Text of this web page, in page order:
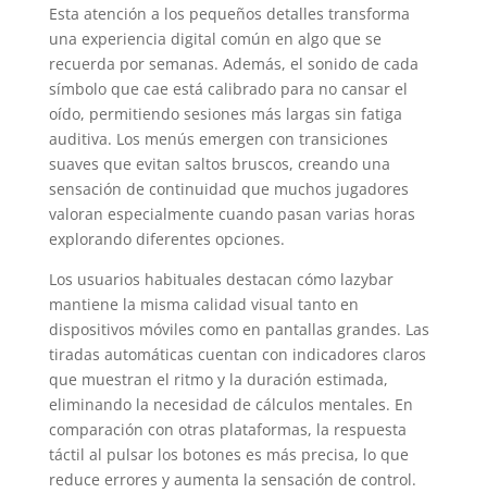
Esta atención a los pequeños detalles transforma
una experiencia digital común en algo que se
recuerda por semanas. Además, el sonido de cada
símbolo que cae está calibrado para no cansar el
oído, permitiendo sesiones más largas sin fatiga
auditiva. Los menús emergen con transiciones
suaves que evitan saltos bruscos, creando una
sensación de continuidad que muchos jugadores
valoran especialmente cuando pasan varias horas
explorando diferentes opciones.
Los usuarios habituales destacan cómo lazybar
mantiene la misma calidad visual tanto en
dispositivos móviles como en pantallas grandes. Las
tiradas automáticas cuentan con indicadores claros
que muestran el ritmo y la duración estimada,
eliminando la necesidad de cálculos mentales. En
comparación con otras plataformas, la respuesta
táctil al pulsar los botones es más precisa, lo que
reduce errores y aumenta la sensación de control.